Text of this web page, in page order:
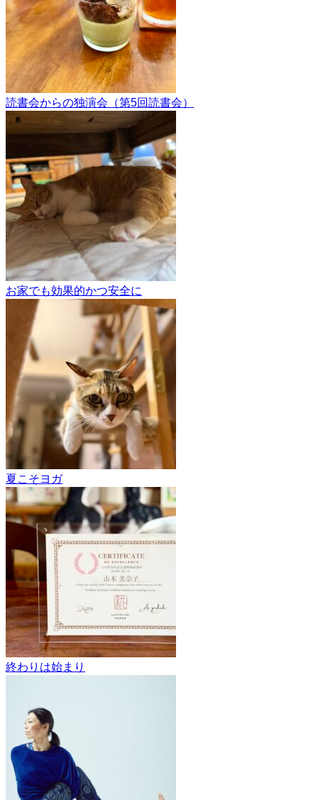
読書会からの独演会（第5回読書会）
お家でも効果的かつ安全に
夏こそヨガ
終わりは始まり